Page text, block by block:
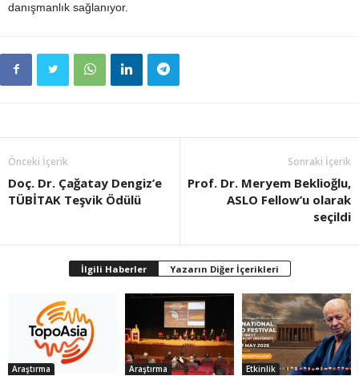
danışmanlık sağlanıyor.
Önceki İçerik
Doç. Dr. Çağatay Dengiz’e
TÜBİTAK Teşvik Ödülü
Sonraki İçerik
Prof. Dr. Meryem Beklioğlu,
ASLO Fellow’u olarak
seçildi
İlgili Haberler Yazarın Diğer İçerikleri
Araştırma Araştırma Etkinlik